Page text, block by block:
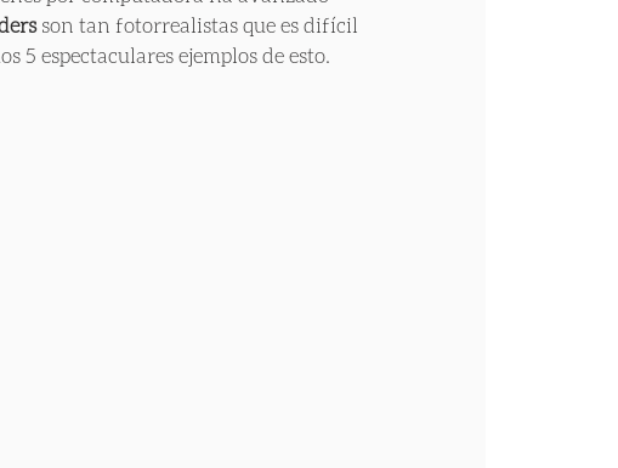
son tan fotorrealistas que es difícil
espectaculares ejemplos de esto.